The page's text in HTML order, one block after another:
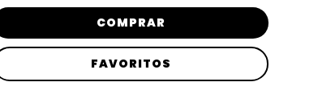
COMPRAR
FAVORITOS